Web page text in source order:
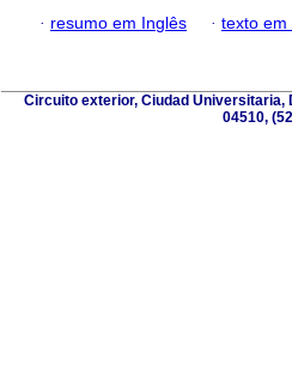
· resumo em Inglês · texto em
Circuito exterior, Ciudad Universitaria,
04510,